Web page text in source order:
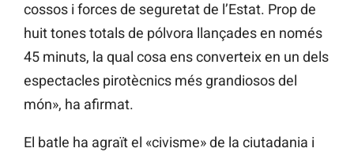
cossos i forces de seguretat de l’Estat. Prop de
huit tones totals de pólvora llançades en només
45 minuts, la qual cosa ens converteix en un dels
espectacles pirotècnics més grandiosos del
món», ha afirmat.
El batle ha agraït el «civisme» de la ciutadania i